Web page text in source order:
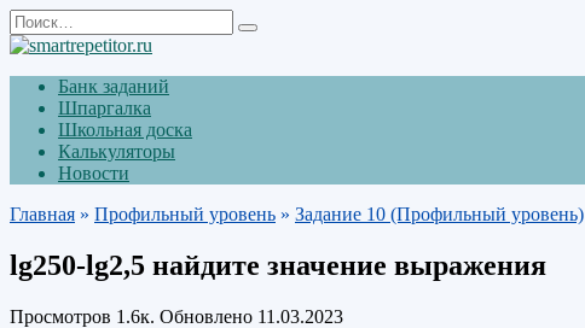
Перейти
к
содержанию
Search
for:
Банк заданий
Шпаргалка
Школьная доска
Калькуляторы
Новости
Главная » Профильный уровень » Задание 10 (Профильный уровень)
lg250-lg2,5 найдите значение выражения
Просмотров 1.6к. Обновлено 11.03.2023